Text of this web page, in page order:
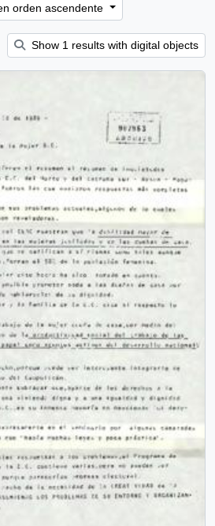
orden ascendente
Show 1 results with digital objects